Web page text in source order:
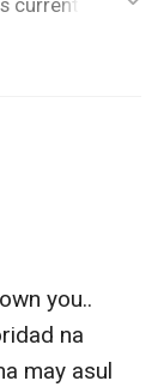
ng mga
you..
na
may asul